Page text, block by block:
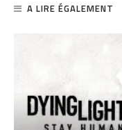
A LIRE ÉGALEMENT